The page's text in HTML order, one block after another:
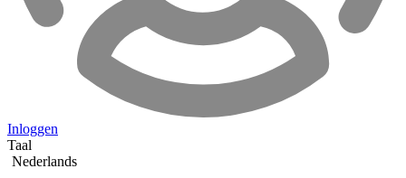
Inloggen
Taal
Nederlands